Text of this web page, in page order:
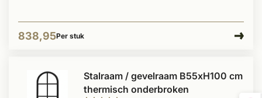
838,95Per stuk
Stalraam / gevelraam B55xH100 cm
thermisch onderbroken